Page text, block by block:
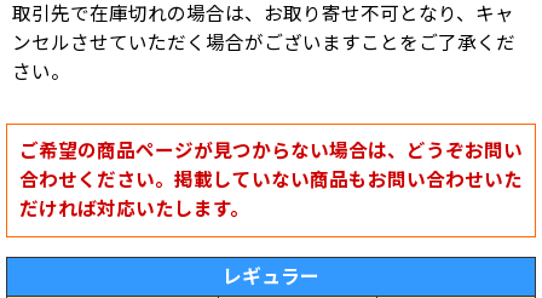
取引先で在庫切れの場合は、お取り寄せ不可となり、キャ
ンセルさせていただく場合がございますことをご了承くだ
さい。
ご希望の商品ページが見つからない場合は、どうぞお問い
合わせください。掲載していない商品もお問い合わせいた
だければ対応いたします。
レギュラー